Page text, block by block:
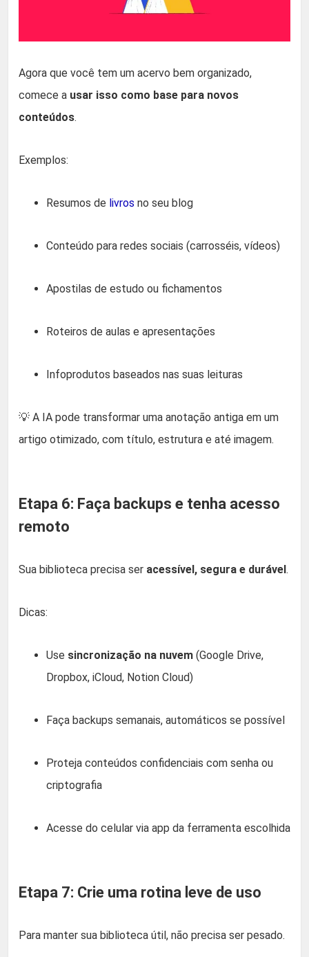
Agora que você tem um acervo bem organizado,
comece a usar isso como base para novos
conteúdos.
Exemplos:
Resumos de livros no seu blog
Conteúdo para redes sociais (carrosséis, vídeos)
Apostilas de estudo ou fichamentos
Roteiros de aulas e apresentações
Infoprodutos baseados nas suas leituras
💡 A IA pode transformar uma anotação antiga em um
artigo otimizado, com título, estrutura e até imagem.
Etapa 6: Faça backups e tenha acesso
remoto
Sua biblioteca precisa ser acessível, segura e durável .
Dicas:
Use sincronização na nuvem (Google Drive,
Dropbox, iCloud, Notion Cloud)
Faça backups semanais, automáticos se possível
Proteja conteúdos confidenciais com senha ou
criptografia
Acesse do celular via app da ferramenta escolhida
Etapa 7: Crie uma rotina leve de uso
Para manter sua biblioteca útil, não precisa ser pesado.